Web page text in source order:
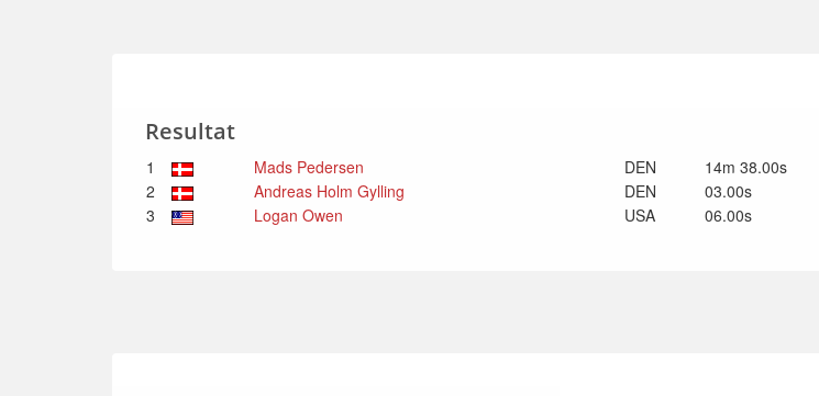
Resultat
1 Mads Pedersen DEN
14m 38.00s
2
Andreas Holm Gylling DEN
03.00s
3
Logan Owen USA 06.00s